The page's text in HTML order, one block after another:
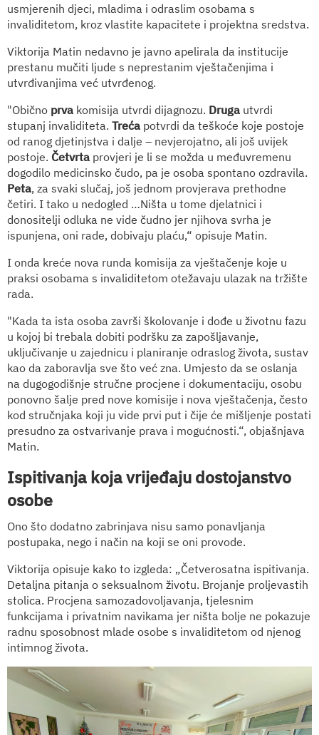
usmjerenih djeci, mladima i odraslim osobama s
invaliditetom, kroz vlastite kapacitete i projektna sredstva.
Viktorija Matin nedavno je javno apelirala da institucije
prestanu mučiti ljude s neprestanim vještačenjima i
utvrđivanjima već utvrđenog.
"Obično prva komisija utvrdi dijagnozu. Druga utvrdi
stupanj invaliditeta. Treća potvrdi da teškoće koje postoje
od ranog djetinjstva i dalje – nevjerojatno, ali još uvijek
postoje. Četvrta provjeri je li se možda u međuvremenu
dogodilo medicinsko čudo, pa je osoba spontano ozdravila.
Peta, za svaki slučaj, još jednom provjerava prethodne
četiri. I tako u nedogled …Ništa u tome djelatnici i
donositelji odluka ne vide čudno jer njihova svrha je
ispunjena, oni rade, dobivaju plaću,“ opisuje Matin.
I onda kreće nova runda komisija za vještačenje koje u
praksi osobama s invaliditetom otežavaju ulazak na tržište
rada.
"Kada ta ista osoba završi školovanje i dođe u životnu fazu
u kojoj bi trebala dobiti podršku za zapošljavanje,
uključivanje u zajednicu i planiranje odraslog života, sustav
kao da zaboravlja sve što već zna. Umjesto da se oslanja
na dugogodišnje stručne procjene i dokumentaciju, osobu
ponovno šalje pred nove komisije i nova vještačenja, često
kod stručnjaka koji ju vide prvi put i čije će mišljenje postati
presudno za ostvarivanje prava i mogućnosti.“, objašnjava
Matin.
Ispitivanja koja vrijeđaju dostojanstvo
osobe
Ono što dodatno zabrinjava nisu samo ponavljanja
postupaka, nego i način na koji se oni provode.
Viktorija opisuje kako to izgleda: „Četverosatna ispitivanja.
Detaljna pitanja o seksualnom životu. Brojanje proljevastih
stolica. Procjena samozadovoljavanja, tjelesnim
funkcijama i privatnim navikama jer ništa bolje ne pokazuje
radnu sposobnost mlade osobe s invaliditetom od njenog
intimnog života.